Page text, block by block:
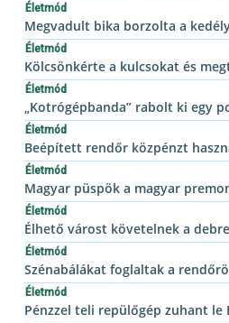
Életmód
Megvadult bika borzolta a
Életmód
Kölcsönkérte a kulcsokat és
Életmód
„Kotrógépbanda” rabolt ki egy
Életmód
Beépített rendőr közpénzt
Életmód
Magyar püspök a magyar
Életmód
Élhető várost követelnek a
Életmód
Szénabálákat foglaltak a
Életmód
Pénzzel teli repülőgép zuhant le